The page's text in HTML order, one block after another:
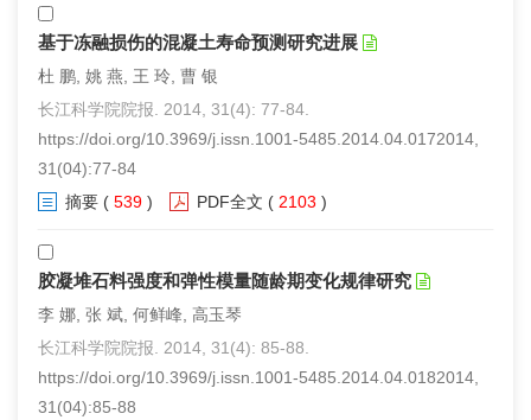
基于冻融损伤的混凝土寿命预测研究进展
杜 鹏, 姚 燕, 王 玲, 曹 银
长江科学院院报. 2014, 31(4): 77-84.
https://doi.org/10.3969/j.issn.1001-5485.2014.04.0172014,
31(04):77-84
摘要 ( 539 ) PDF全文 ( 2103 )
胶凝堆石料强度和弹性模量随龄期变化规律研究
李 娜, 张 斌, 何鲜峰, 高玉琴
长江科学院院报. 2014, 31(4): 85-88.
https://doi.org/10.3969/j.issn.1001-5485.2014.04.0182014,
31(04):85-88